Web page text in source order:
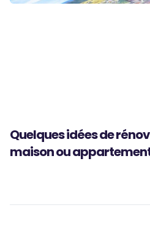
Quelques idées de
maison ou